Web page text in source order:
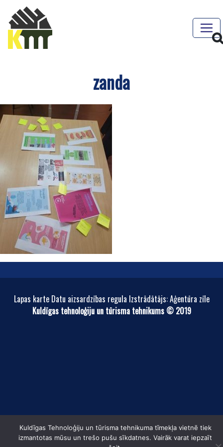
zanda
Lapas karte Datu aizsardzības regula Izstrādātājs: Aģentūra zīle
Kuldīgas tehnoloģiju un tūrisma tehnikums © 2019
Kuldīgas Tehnoloģiju un tūrisma tehnikuma tīmekļa vietnē tiek
izmantotas mūsu un trešo pušu sīkdatnes. Vairāk varat iepzaīt